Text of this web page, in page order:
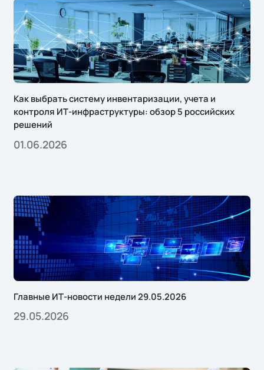
Как выбрать систему инвентаризации, учета и
контроля ИТ-инфраструктуры: обзор 5 российских
решений
01.06.2026
Главные ИТ-новости недели 29.05.2026
29.05.2026